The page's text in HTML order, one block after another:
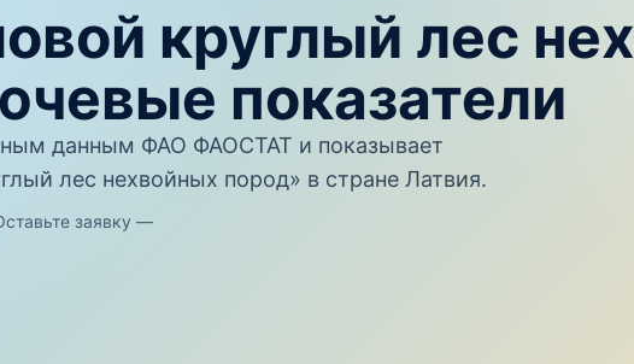
круглый лес
показатели
данным ФАО ФАОСТАТ и показывает
лес нехвойных пород» в стране Латвия.
заявку —